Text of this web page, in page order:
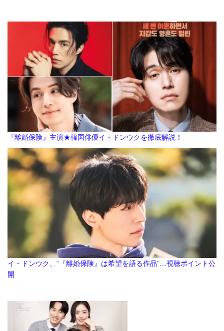
『離婚保険』主演★韓国俳優イ・ドンウクを徹底解説！
イ・ドンウク、“『離婚保険』は希望を語る作品”…視聴ポイント公
開